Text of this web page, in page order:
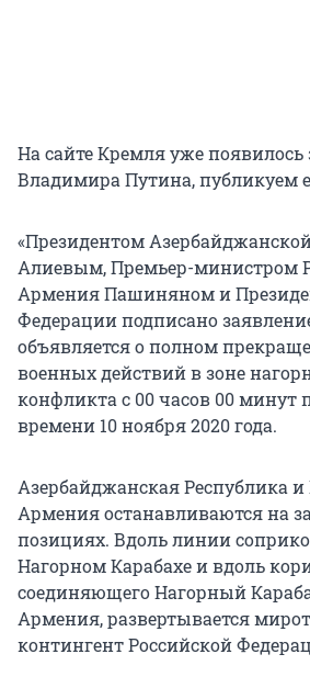
На сайте Кремля уже появилось
Владимира Путина, публикуем
«Президентом
Алиевым, Премьер-министром
Армения Пашиняном и
Федерации подписано
объявляется о полном
военных действий в зоне
конфликта с 00 часов 00 минут
времени 10 ноября 2020 года.
Азербайджанская Республика и
Армения останавливаются на
позициях. Вдоль линии
Нагорном Карабахе и вдоль
соединяющего Нагорный
Армения, развертывается
контингент Российской